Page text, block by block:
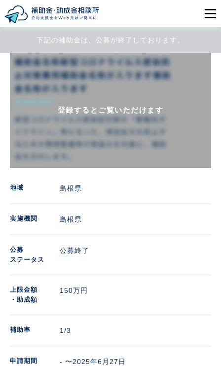
目的から探す
エリアから探す
会員登録 ログイン
下記の補助金は、公募が終了しております。
登録するとご覧いただけます
地域 島根県
実施機関 島根県
公募
ステータス
公募終了
上限金額
・助成額
150万円
補助率 1/3
申請期間 - 〜2025年6月27日